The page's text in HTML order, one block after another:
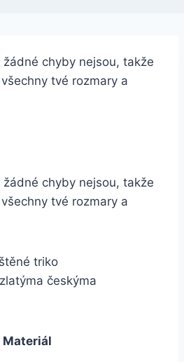
chyby nejsou, takže
tvé rozmary a
chyby nejsou, takže
tvé rozmary a
triko
českýma
Materiál